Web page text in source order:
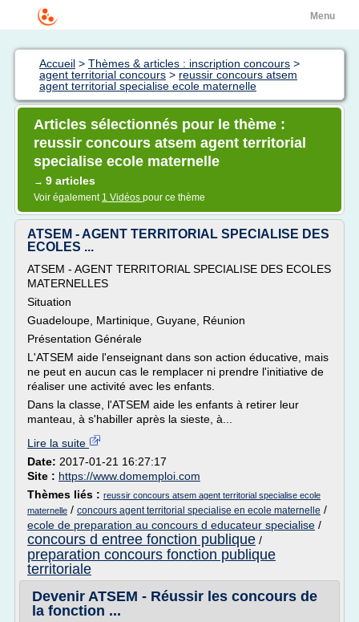
Menu
Accueil > Thèmes & articles : inscription concours >
agent territorial concours > reussir concours atsem
agent territorial specialise ecole maternelle
Articles sélectionnés pour le thème :
reussir concours atsem agent territorial
specialise ecole maternelle
→ 9 articles
Voir également 1 Vidéos pour ce thème
ATSEM - AGENT TERRITORIAL SPECIALISE DES
ECOLES ...
ATSEM - AGENT TERRITORIAL SPECIALISE DES ECOLES
MATERNELLES
Situation
Guadeloupe, Martinique, Guyane, Réunion
Présentation Générale
L'ATSEM aide l'enseignant dans son action éducative, mais
ne peut en aucun cas le remplacer ni prendre l'initiative de
réaliser une activité avec les enfants.
Dans la classe, l'ATSEM aide les enfants à retirer leur
manteau, à s'habiller après la sieste, à...
Lire la suite
Date: 2017-01-21 16:27:17
Site : https://www.domemploi.com
Thèmes liés : reussir concours atsem agent territorial specialise ecole
maternelle / concours agent territorial specialise en ecole maternelle /
ecole de preparation au concours d educateur specialise /
concours d entree fonction publique /
preparation concours fonction publique
territoriale
Devenir ATSEM - Réussir les concours de
la fonction ...